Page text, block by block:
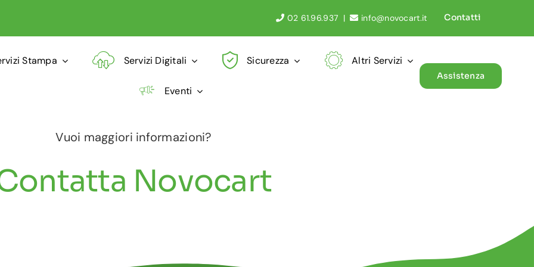
02 61.96.937 | info@novocart.it Contatti
Stampa Servizi Digitali Sicurezza Altri Servizi
Eventi
Assistenza
Vuoi maggiori informazioni?
Novocart